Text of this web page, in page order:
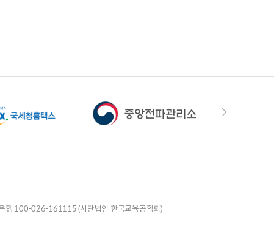
100-026-161115 (사단법인 한국교육공학회)